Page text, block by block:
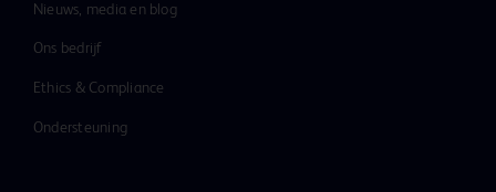
Nieuws, media en blog
Ons bedrijf
Ethics & Compliance
Ondersteuning